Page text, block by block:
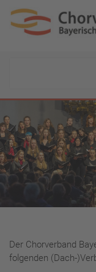
Der Chorverband
folgenden (Dach-